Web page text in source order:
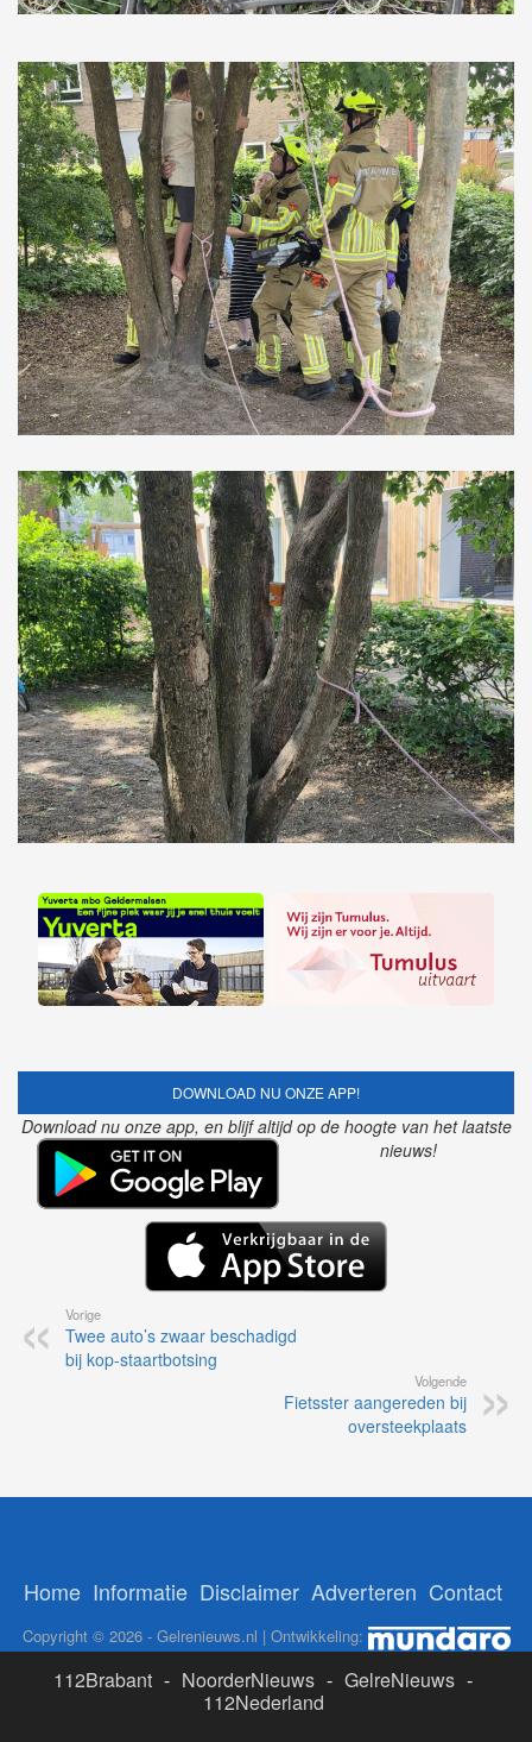
DOWNLOAD NU ONZE APP!
Download nu onze app, en blijf altijd op de hoogte van het laatste
nieuws!
Vorige
Twee auto’s zwaar beschadigd
bij kop-staartbotsing
Volgende
Fietsster aangereden bij
oversteekplaats
Home Informatie Disclaimer Adverteren Contact
Copyright © 2026 - Gelrenieuws.nl | Ontwikkeling:
112Brabant - NoorderNieuws - GelreNieuws -
112Nederland